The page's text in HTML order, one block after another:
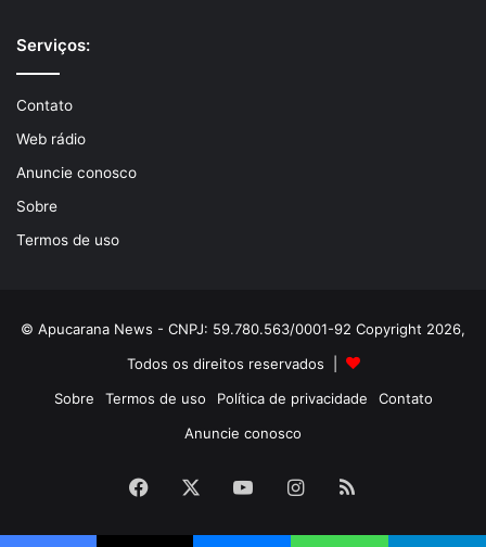
Serviços:
Contato
Web rádio
Anuncie conosco
Sobre
Termos de uso
© Apucarana News - CNPJ: 59.780.563/0001-92 Copyright 2026,
Todos os direitos reservados |
Sobre
Termos de uso Política de privacidade
Contato
Anuncie conosco
Facebook YouTubeInstagram
RSS